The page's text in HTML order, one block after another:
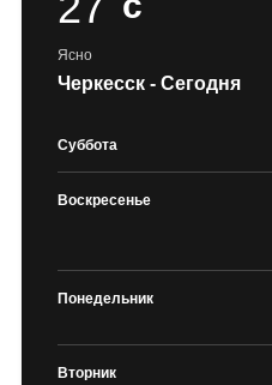
Ясно
Черкесск - Сегодня
Суббота
Воскресенье
Понедельник
Вторник